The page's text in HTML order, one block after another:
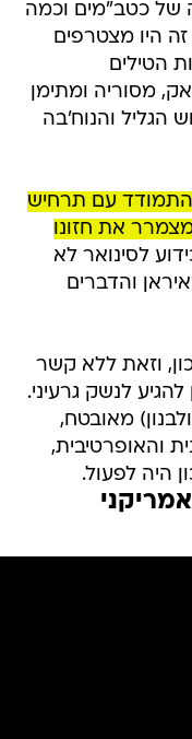
של כטב"מים וכמה
היו מצטרפים
הטילים
מסוריה ומתימן
הגליל והנוח'בה
עם תרחיש
את חזונו
לסינואר לא
והדברים
וזאת ללא קשר
לנשק גרעיני.
מאובטח,
והאופרטיבית,
היה לפעול.